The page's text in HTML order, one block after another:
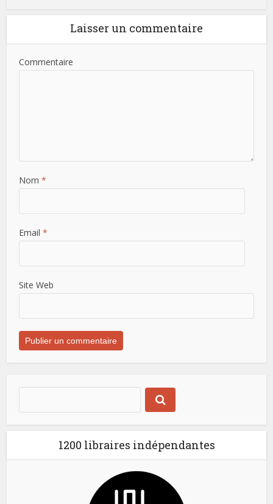
Laisser un commentaire
Commentaire
Nom *
Email *
Site Web
1200 libraires indépendantes